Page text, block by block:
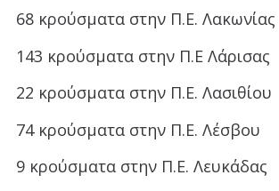
68 κρούσματα στην Π.Ε. Λακωνίας
143 κρούσματα στην Π.Ε Λάρισας
22 κρούσματα στην Π.Ε. Λασιθίου
74 κρούσματα στην Π.Ε. Λέσβου
9 κρούσματα στην Π.Ε. Λευκάδας